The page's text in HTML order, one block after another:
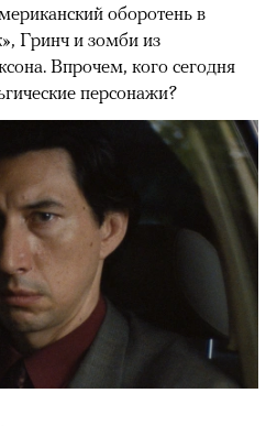
оборотень в
Гринч и зомби из
Впрочем, кого сегодня
персонажи?